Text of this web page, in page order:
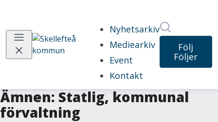
Nyhetsarkiv
Mediearkiv
Event
Kontakt
Följ
Följer
Ämnen: Statlig, kommunal
förvaltning